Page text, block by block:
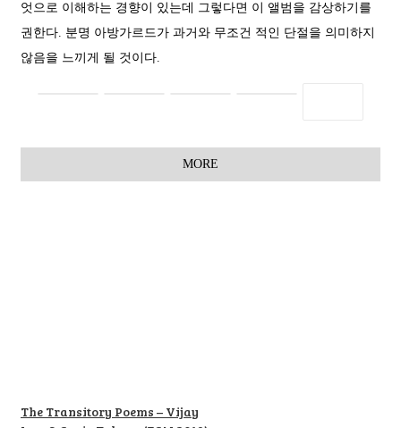
엇으로 이해하는 경향이 있는데 그렇다면 이 앨범을 감상하기를
권한다. 분명 아방가르드가 과거와 무조건 적인 단절을 의미하지
않음을 느끼게 될 것이다.
MORE
The Transitory Poems – Vijay